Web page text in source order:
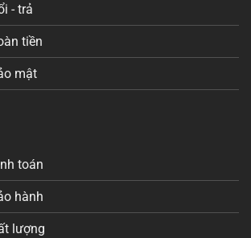
- trả
tiền
mật
toán
hành
lượng